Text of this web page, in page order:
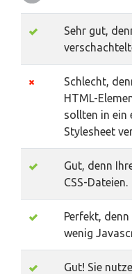
Sehr gut,
Schlecht,
HTML-
sollten in ein
Stylesheet
Gut, denn
CSS-Dateien.
Perfekt,
wenig
Gut! Sie